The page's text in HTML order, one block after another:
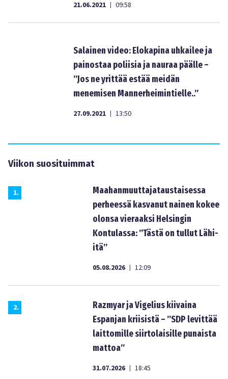
21.06.2021 | 09:58
Salainen video: Elokapina uhkailee ja
painostaa poliisia ja nauraa päälle –
”Jos ne yrittää estää meidän
menemisen Mannerheimintielle..”
27.09.2021 | 13:50
Viikon suosituimmat
1.
Maahanmuuttajataustaisessa
perheessä kasvanut nainen kokee
olonsa vieraaksi Helsingin
Kontulassa: ”Tästä on tullut Lähi-
itä”
05.08.2026 | 12:09
2.
Razmyar ja Vigelius kiivaina
Espanjan kriisistä – ”SDP levittää
laittomille siirtolaisille punaista
mattoa”
31.07.2026 | 18:45